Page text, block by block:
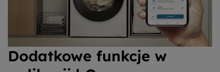
Dodatkowe funkcje w